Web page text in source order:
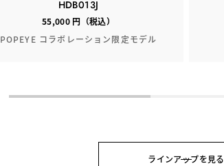
HDB013J
55,000 円（税込）
POPEYE コラボレーション限定モデル
ラインアップを見る